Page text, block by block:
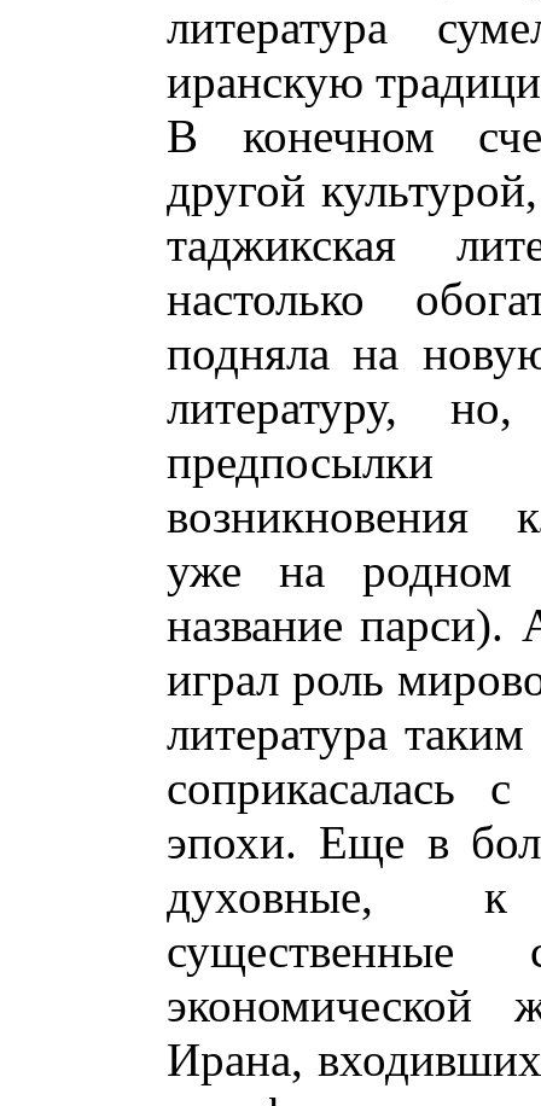
литература
иранскую
В конечном
другой
таджикская
настолько
подняла на
литературу,
возникновения
уже на родном
название парси).
играл роль
литература
соприкасалась
эпохи. Еще в
духовные,
Ирана, входивших